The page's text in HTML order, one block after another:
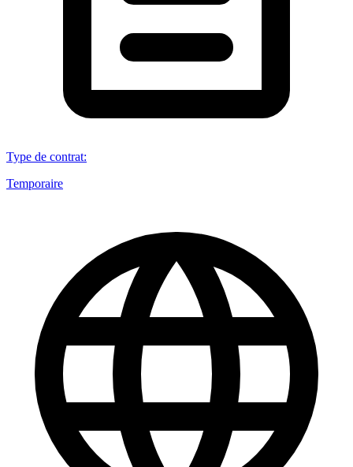
Type de contrat:
Temporaire